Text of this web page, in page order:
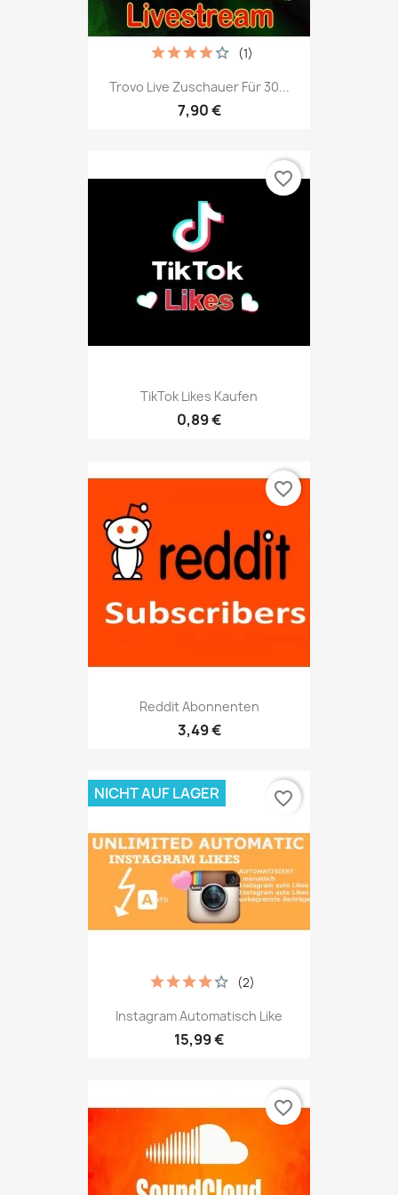
Trovo Live Zuschauer Für 30...
7,90 €
(1)
TikTok Likes Kaufen
0,89 €
favorite_border
Reddit Abonnenten
3,49 €
favorite_border
Instagram Automatisch Like
15,99 €
(2)
NICHT AUF LAGER favorite_border
favorite_border